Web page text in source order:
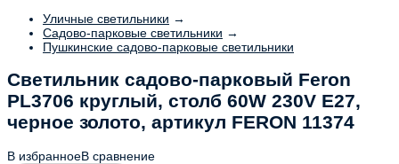
Уличные светильники →
Садово-парковые светильники →
Пушкинские садово-парковые светильники
Светильник садово-парковый Feron
PL3706 круглый, столб 60W 230V E27,
черное золото, артикул FERON 11374
В избранноеВ сравнение